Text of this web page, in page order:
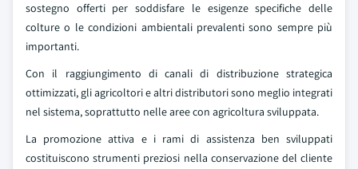
sostegno offerti per soddisfare le esigenze specifiche delle
colture o le condizioni ambientali prevalenti sono sempre più
importanti.
Con il raggiungimento di canali di distribuzione strategica
ottimizzati, gli agricoltori e altri distributori sono meglio integrati
nel sistema, soprattutto nelle aree con agricoltura sviluppata.
La promozione attiva e i rami di assistenza ben sviluppati
costituiscono strumenti preziosi nella conservazione del cliente